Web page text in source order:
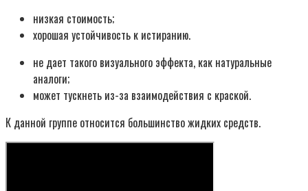
низкая стоимость;
хорошая устойчивость к истиранию.
не дает такого визуального эффекта, как натуральные
аналоги;
может тускнеть из-за взаимодействия с краской.
К данной группе относится большинство жидких средств.